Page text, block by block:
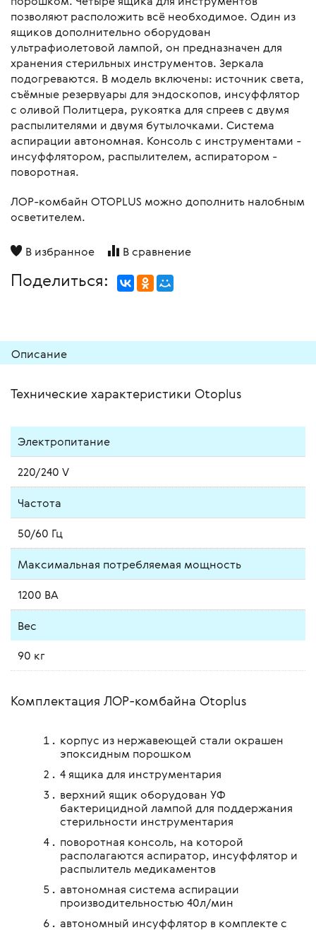
позволяют расположить всё необходимое. Один из
ящиков дополнительно оборудован
ультрафиолетовой лампой, он предназначен для
хранения стерильных инструментов. Зеркала
подогреваются. В модель включены: источник света,
съёмные резервуары для эндоскопов, инсуффлятор
с оливой Политцера, рукоятка для спреев с двумя
распылителями и двумя бутылочками. Система
аспирации автономная. Консоль с инструментами -
инсуффлятором, распылителем, аспиратором -
поворотная.
ЛОР-комбайн OTOPLUS можно дополнить налобным
осветителем.
В избранное В сравнение
Поделиться:
Описание
Технические характеристики Otoplus
Электропитание
220/240 V
Частота
50/60 Гц
Максимальная потребляемая мощность
1200 ВА
Вес
90 кг
Комплектация ЛОР-комбайна Otoplus
корпус из нержавеющей стали окрашен
эпоксидным порошком
4 ящика для инструментария
верхний ящик оборудован УФ
бактерицидной лампой для поддержания
стерильности инструментария
поворотная консоль, на которой
располагаются аспиратор, инсуффлятор и
распылитель медикаментов
автономная система аспирации
производительностью 40л/мин
автономный инсуффлятор в комплекте с